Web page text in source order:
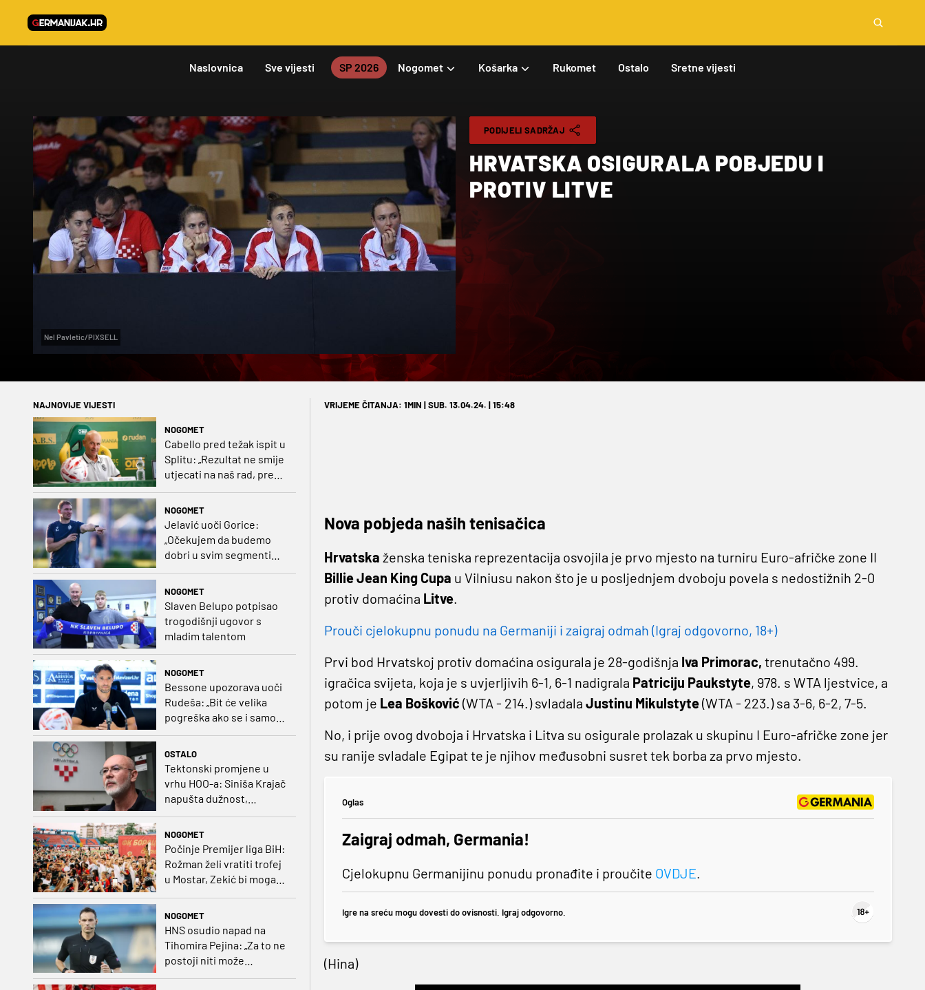
Naslovnica Sve vijesti SP 2026 Nogomet Košarka Rukomet Ostalo Sretne vijesti
Nel Pavletic/PIXSELL
PODIJELI SADRŽAJ
HRVATSKA OSIGURALA POBJEDU I
PROTIV LITVE
NAJNOVIJE VIJESTI
NOGOMET
Cabello pred težak ispit u
Splitu: „Rezultat ne smije
utjecati na naš rad, pred
NOGOMET
Jelavić uoči Gorice:
„Očekujem da budemo
dobri u svim segmentima
NOGOMET
Slaven Belupo potpisao
trogodišnji ugovor s
mladim talentom
NOGOMET
Bessone upozorava uoči
Rudeša: „Bit će velika
pogreška ako se i samo
malo opustimo“
OSTALO
Tektonski promjene u
vrhu HOO-a: Siniša Krajač
napušta dužnost,
NOGOMET
Počinje Premijer liga BiH:
Rožman želi vratiti trofej
u Mostar, Zekić bi mogao
NOGOMET
HNS osudio napad na
Tihomira Pejina: „Za to ne
postoji niti može
postojati opravdanje”
VRIJEME ČITANJA: 1MIN | SUB. 13.04.24. | 15:48
Nova pobjeda naših tenisačica
Hrvatska ženska teniska reprezentacija osvojila je prvo mjesto na turniru Euro-afričke zone II
Billie Jean King Cupa u Vilniusu nakon što je u posljednjem dvoboju povela s nedostižnih 2-0
protiv domaćina Litve.
Prouči cjelokupnu ponudu na Germaniji i zaigraj odmah (Igraj odgovorno, 18+)
Prvi bod Hrvatskoj protiv domaćina osigurala je 28-godišnja Iva Primorac, trenutačno 499.
igračica svijeta, koja je s uvjerljivih 6-1, 6-1 nadigrala Patriciju Paukstyte, 978. s WTA ljestvice, a
potom je Lea Bošković (WTA - 214.) svladala Justinu Mikulstyte(WTA - 223.) sa 3-6, 6-2, 7-5.
No, i prije ovog dvoboja i Hrvatska i Litva su osigurale prolazak u skupinu I Euro-afričke zone jer
su ranije svladale Egipat te je njihov međusobni susret tek borba za prvo mjesto.
Oglas
Zaigraj odmah, Germania!
Cjelokupnu Germanijinu ponudu pronađite i proučite OVDJE.
Igre na sreću mogu dovesti do ovisnosti. Igraj odgovorno.
(Hina)